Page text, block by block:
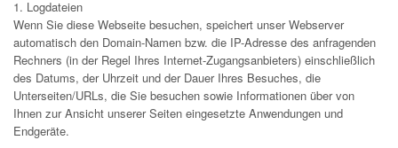
1. Logdateien
Wenn Sie diese Webseite besuchen, speichert unser Webserver
automatisch den Domain-Namen bzw. die IP-Adresse des anfragenden
Rechners (in der Regel Ihres Internet-Zugangsanbieters) einschließlich
des Datums, der Uhrzeit und der Dauer Ihres Besuches, die
Unterseiten/URLs, die Sie besuchen sowie Informationen über von
Ihnen zur Ansicht unserer Seiten eingesetzte Anwendungen und
Endgeräte.